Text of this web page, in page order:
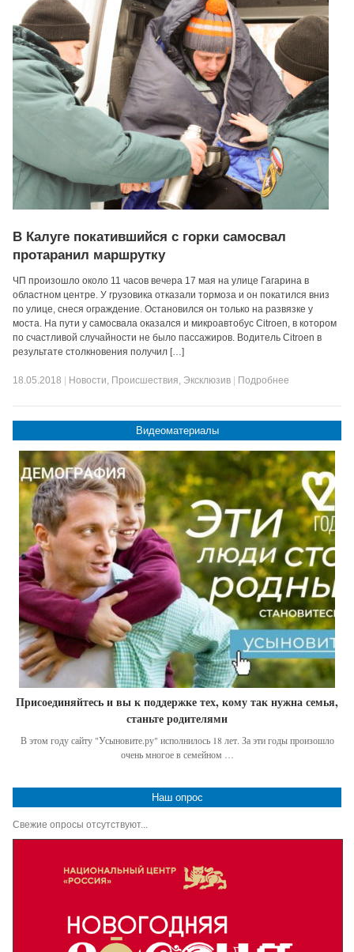
В Калуге покатившийся с горки самосвал
протаранил маршрутку
ЧП произошло около 11 часов вечера 17 мая на улице Гагарина в
областном центре. У грузовика отказали тормоза и он покатился вниз
по улице, снеся ограждение. Остановился он только на развязке у
моста. На пути у самосвала оказался и микроавтобус Citroen, в котором
по счастливой случайности не было пассажиров. Водитель Citroen в
результате столкновения получил […]
18.05.2018 Новости, Происшествия, Эксклюзив Подробнее
Видеоматериалы
Присоединяйтесь и вы к поддержке тех, кому так нужна семья,
станьте родителями
В этом году сайту "Усыновите.ру" исполнилось 18 лет. За эти годы произошло
очень многое в семейном …
Наш опрос
Свежие опросы отсутствуют...